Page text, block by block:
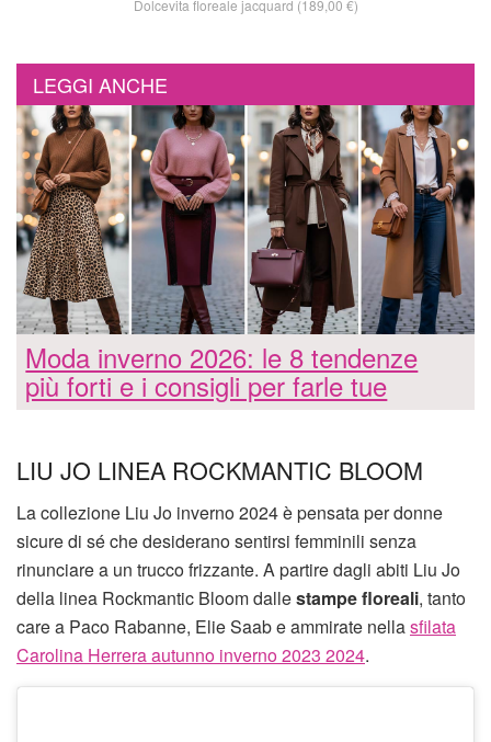
Dolcevita floreale jacquard (189,00 €)
LEGGI ANCHE
Moda inverno 2026: le 8 tendenze
più forti e i consigli per farle tue
LIU JO LINEA ROCKMANTIC BLOOM
La collezione Liu Jo inverno 2024 è pensata per donne
sicure di sé che desiderano sentirsi femminili senza
rinunciare a un trucco frizzante. A partire dagli abiti Liu Jo
della linea Rockmantic Bloom dallestampe floreali, tanto
care a Paco Rabanne, Elie Saab e ammirate nellasfilata
Carolina Herrera autunno inverno 2023 2024.